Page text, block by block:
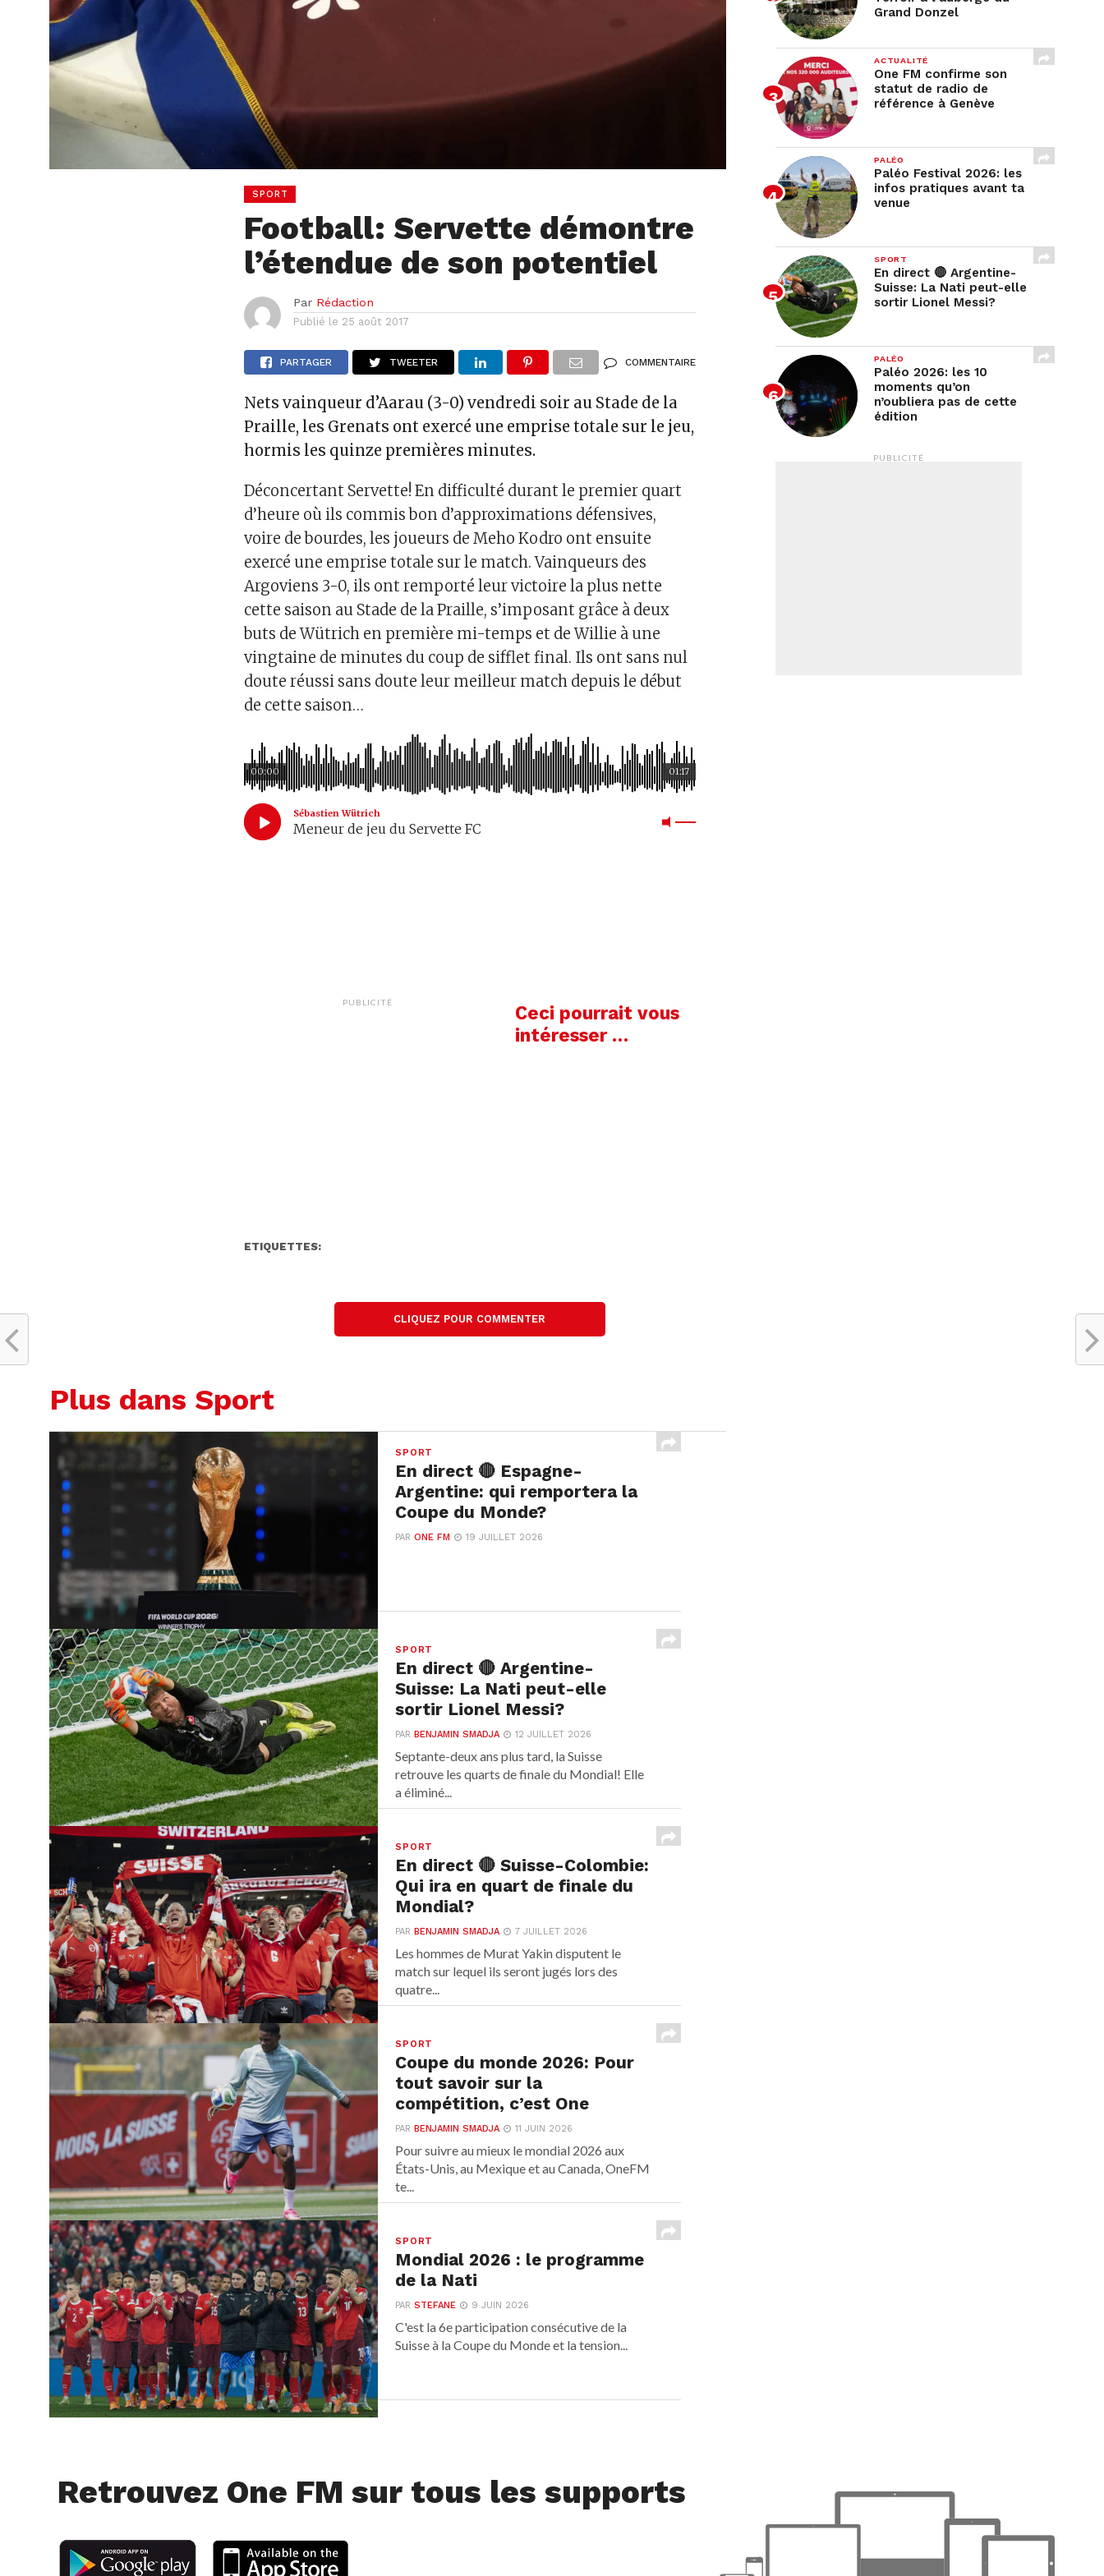
SPORT
Football: Servette démontre
l’étendue de son potentiel
Par Rédaction
Publié le 25 août 2017
PARTAGER TWEETER COMMENTAIRE
Nets vainqueur d’Aarau (3-0) vendredi soir au Stade de la
Praille, les Grenats ont exercé une emprise totale sur le jeu,
hormis les quinze premières minutes.
Déconcertant Servette! En difficulté durant le premier quart
d’heure où ils commis bon d’approximations défensives,
voire de bourdes, les joueurs de Meho Kodro ont ensuite
exercé une emprise totale sur le match. Vainqueurs des
Argoviens 3-0, ils ont remporté leur victoire la plus nette
cette saison au Stade de la Praille, s’imposant grâce à deux
buts de Wütrich en première mi-temps et de Willie à une
vingtaine de minutes du coup de sifflet final. Ils ont sans nul
doute réussi sans doute leur meilleur match depuis le début
de cette saison…
01:17
00:00
Sébastien Wütrich
Meneur de jeu du Servette FC
PUBLICITÉ
Ceci pourrait vous
intéresser …
ETIQUETTES:
CLIQUEZ POUR COMMENTER
Plus dans Sport
SPORT
En direct 🔴 Espagne-
Argentine: qui remportera la
Coupe du Monde?
PARONE FM 19 JUILLET 2026
SPORT
En direct 🔴 Argentine-
Suisse: La Nati peut-elle
sortir Lionel Messi?
PAR BENJAMIN SMADJA 12 JUILLET 2026
Septante-deux ans plus tard, la Suisse
retrouve les quarts de finale du Mondial! Elle
a éliminé...
SPORT
En direct 🔴 Suisse-Colombie:
Qui ira en quart de finale du
Mondial?
PAR BENJAMIN SMADJA 7 JUILLET 2026
Les hommes de Murat Yakin disputent le
match sur lequel ils seront jugés lors des
quatre...
SPORT
Coupe du monde 2026: Pour
tout savoir sur la
compétition, c’est One
PAR BENJAMIN SMADJA 11 JUIN 2026
Pour suivre au mieux le mondial 2026 aux
États-Unis, au Mexique et au Canada, OneFM
te...
SPORT
Mondial 2026 : le programme
de la Nati
PARSTEFANE 9 JUIN 2026
C'est la 6e participation consécutive de la
Suisse à la Coupe du Monde et la tension...
Grand Donzel
ACTUALITÉ
One FM confirme son
statut de radio de
référence à Genève
PALÉO
Paléo Festival 2026: les
infos pratiques avant ta
venue
SPORT
En direct 🔴 Argentine-
Suisse: La Nati peut-elle
sortir Lionel Messi?
PALÉO
Paléo 2026: les 10
moments qu’on
n’oubliera pas de cette
édition
PUBLICITÉ
Retrouvez One FM sur tous les supports